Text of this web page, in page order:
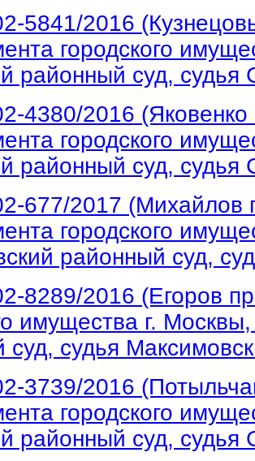
5841/2016
городского
районный суд, судья
4380/2016 (Яковенко
городского
районный суд, судья
677/2017 (Михайлов
городского
районный суд,
8289/2016 (Егоров
имущества г.
суд, судья
3739/2016
городского
районный суд, судья